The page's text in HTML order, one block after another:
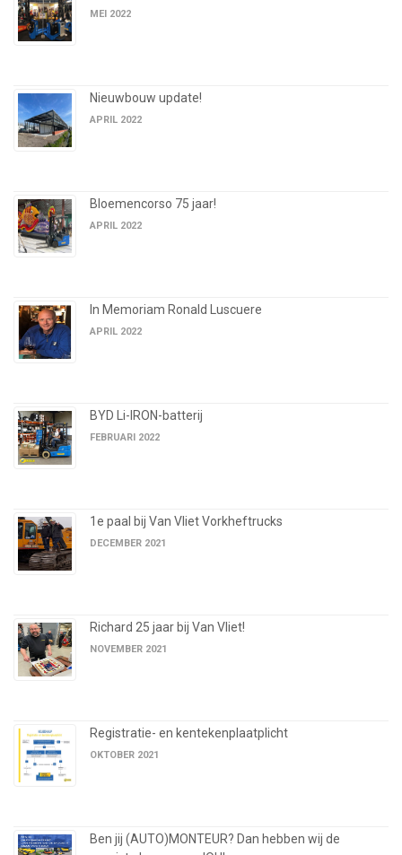
MEI 2022
Nieuwbouw update!
APRIL 2022
Bloemencorso 75 jaar!
APRIL 2022
In Memoriam Ronald Luscuere
APRIL 2022
BYD Li-IRON-batterij
FEBRUARI 2022
1e paal bij Van Vliet Vorkheftrucks
DECEMBER 2021
Richard 25 jaar bij Van Vliet!
NOVEMBER 2021
Registratie- en kentekenplaatplicht
OKTOBER 2021
Ben jij (AUTO)MONTEUR? Dan hebben wij de